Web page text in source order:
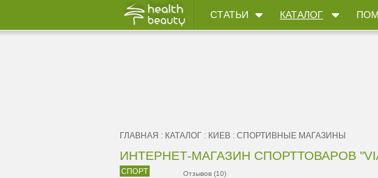
СТАТЬИ КАТАЛОГ
ГЛАВНАЯ : КАТАЛОГ : КИЕВ : CПОРТИВНЫЕ МАГАЗИНЫ
ИНТЕРНЕТ-МАГАЗИН СПОРТТОВАРОВ
СПОРТ Отзывов (10)